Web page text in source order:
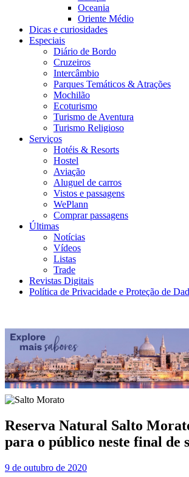
Oceania
Oriente Médio
Dicas e curiosidades
Especiais
Diário de Bordo
Cruzeiros
Intercâmbio
Parques Temáticos & Atrações
Mochilão
Ecoturismo
Turismo de Aventura
Turismo Religioso
Serviços
Hotéis & Resorts
Hostel
Aviação
Aluguel de carros
Vistos e passagens
WePlann
Comprar passagens
Últimas
Notícias
Vídeos
Listas
Trade
Revistas Digitais
Política de Privacidade e Proteção de
Reserva Natural Salto
para o público neste final de
9 de outubro de 2020